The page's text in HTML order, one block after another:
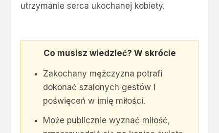
utrzymanie serca ukochanej kobiety.
Co musisz wiedzieć? W skrócie
Zakochany mężczyzna potrafi
dokonać szalonych gestów i
poświęceń w imię miłości.
Może publicznie wyznać miłość,